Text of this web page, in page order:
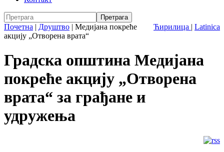
Ћирилица | Latinica
Почетна | Друштво | Медијана покреће
акцију „Отворена врата“
Градска општина Медијана
покреће акцију „Отворена
врата“ за грађане и
удружења